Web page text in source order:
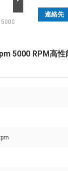
5000
連絡先
5000 RPM高性